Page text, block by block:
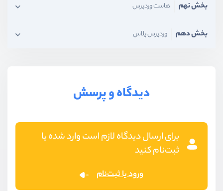
بخش نهم هاست وردپرس
بخش دهم وردپرس پلاس
دیدگاه و پرسش
برای ارسال دیدگاه لازم است وارد شده یا
ثبت‌نام کنید
ورود یا ثبت‌نام